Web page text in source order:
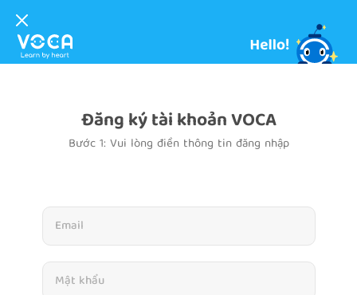
Đăng ký tài khoản VOCA
Bước 1: Vui lòng điền thông tin đăng nhập